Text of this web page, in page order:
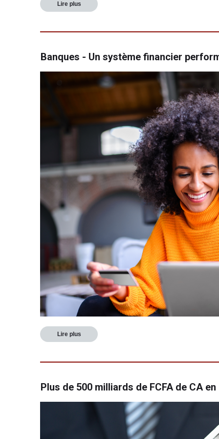
Lire plus
Banques - Un système financier
Lire plus
Plus de 500 milliards de FCFA de CA en